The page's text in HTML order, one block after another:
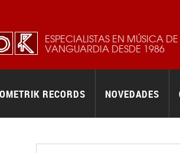
ESPECIALISTAS EN MÚSICA DE
VANGUARDIA DESDE 1986
RECORDS NOVEDADES